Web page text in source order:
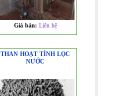
Giá bán: Liên hệ
THAN HOẠT TÍNH LỌC
NƯỚC